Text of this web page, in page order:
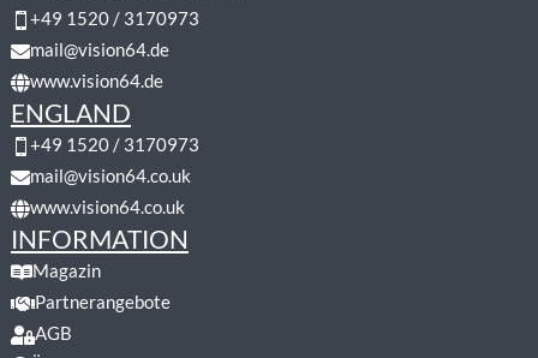
 +49 1520 / 3170973
mail@vision64.de
www.vision64.de
ENGLAND
 +49 1520 / 3170973
mail@vision64.co.uk
www.vision64.co.uk
INFORMATION
Magazin
Partnerangebote
AGB